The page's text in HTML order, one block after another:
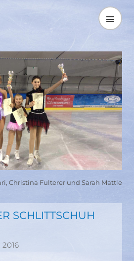
MENÜ
Christina Fulterer und Sarah Mattle
SCHLITTSCHUH